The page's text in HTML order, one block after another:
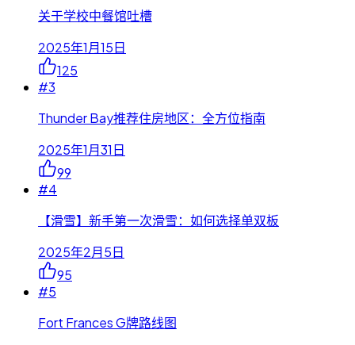
关于学校中餐馆吐槽
2025年1月15日
125
#3
Thunder Bay推荐住房地区：全方位指南
2025年1月31日
99
#4
【滑雪】新手第一次滑雪：如何选择单双板
2025年2月5日
95
#5
Fort Frances G牌路线图